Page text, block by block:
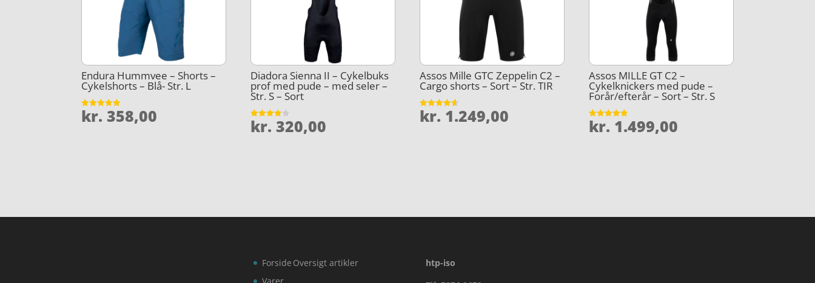
Endura Hummvee – Shorts –
Cykelshorts – Blå- Str. L
Vurderet
4.9
kr. 358,00
Diadora Sienna II – Cykelbuks
prof med pude – med seler –
Str. S – Sort
Vurderet
3.8
kr. 320,00
Assos Mille GTC Zeppelin C2 –
Cargo shorts – Sort – Str. TIR
Vurderet
4.6
kr. 1.249,00
Assos MILLE GT C2 –
Cykelknickers med pude –
Forår/efterår – Sort – Str. S
Vurderet
4.8
kr. 1.499,00
Forside Oversigt artikler
htp-iso